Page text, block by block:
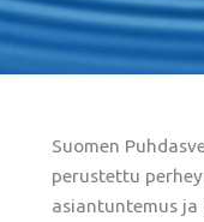
Suomen
perustettu
asiantuntemus ja